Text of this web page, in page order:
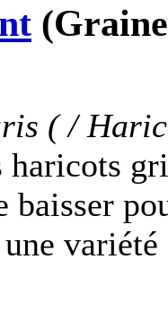
( /
haricots
baisser